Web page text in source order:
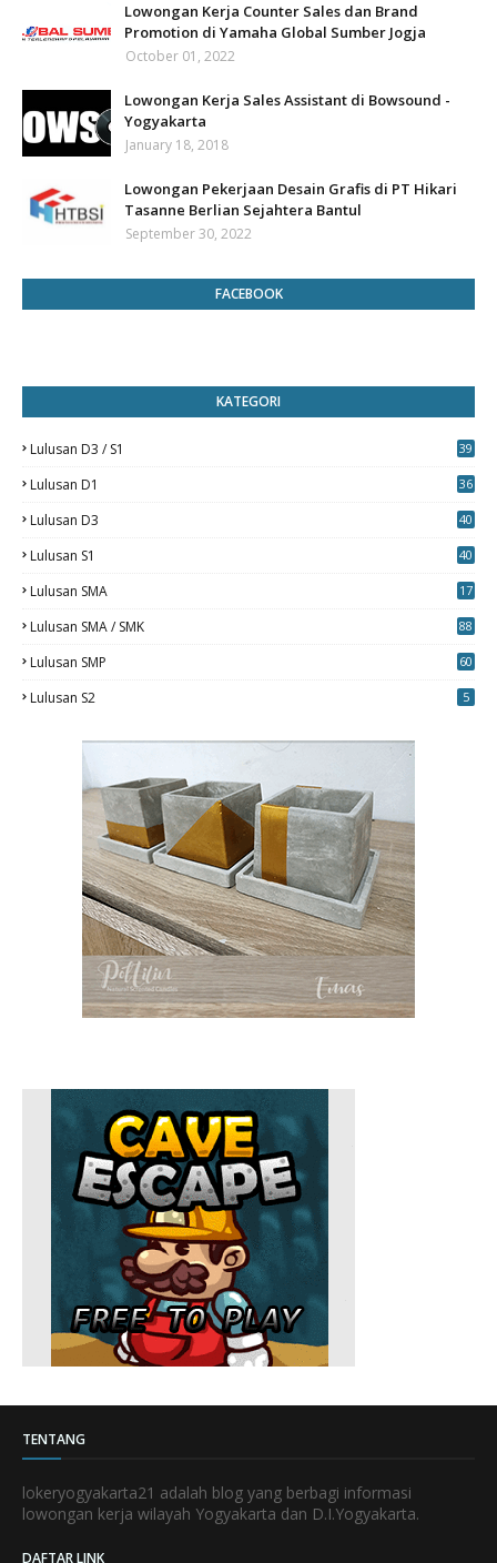
Lowongan Kerja Counter Sales dan Brand
Promotion di Yamaha Global Sumber Jogja
October 01, 2022
Lowongan Kerja Sales Assistant di Bowsound -
Yogyakarta
January 18, 2018
Lowongan Pekerjaan Desain Grafis di PT Hikari
Tasanne Berlian Sejahtera Bantul
September 30, 2022
FACEBOOK
KATEGORI
Lulusan D3 / S1
39
Lulusan D1 36
Lulusan D3
40
Lulusan S1
40
Lulusan SMA 17
Lulusan SMA / SMK
88
Lulusan SMP 60
Lulusan S2 5
TENTANG
lokeryogyakarta21 adalah blog yang berbagi informasi
lowongan kerja wilayah Yogyakarta dan D.I.Yogyakarta.
DAFTAR LINK